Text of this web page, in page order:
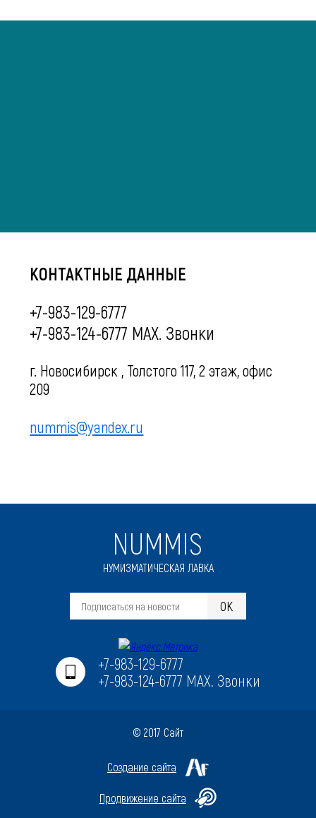
КОНТАКТНЫЕ ДАННЫЕ
+7-983-129-6777
+7-983-124-6777 MAX. Звонки
г. Новосибирск , Толстого 117, 2 этаж, офис
209
nummis@yandex.ru
NUMMIS
НУМИЗМАТИЧЕСКАЯ ЛАВКА
OK
+7-983-129-6777
+7-983-124-6777 MAX. Звонки
© 2017 Сайт
Создание сайта
Продвижение сайта